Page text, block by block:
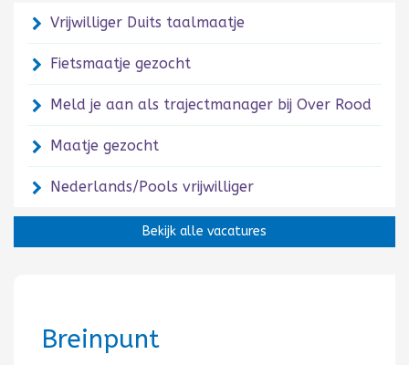
Vrijwilliger Duits taalmaatje
Fietsmaatje gezocht
Meld je aan als trajectmanager bij Over Rood
Maatje gezocht
Nederlands/Pools vrijwilliger
Bekijk alle vacatures
Breinpunt